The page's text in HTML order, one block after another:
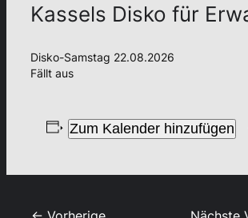
Kassels Disko für
Disko-Samstag 22.08.2026
Fällt aus
Zum Kalender hinzufügen